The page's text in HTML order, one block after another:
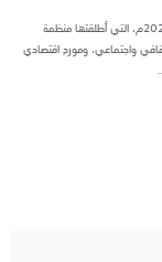
اختتمت المملكة العربية السعودية، رئاستها للسنة الدولية للإبليات 2024م، التي أطلقتها منظمة
ثقافي واجتماعي، وموردٍ اقتصادي